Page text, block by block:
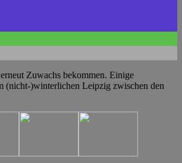
Zuwachs bekommen. Einige
(nicht-)winterlichen Leipzig zwischen den